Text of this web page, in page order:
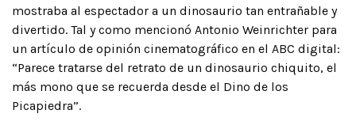
mostraba al espectador a un dinosaurio tan entrañable y
divertido. Tal y como mencionó Antonio Weinrichter para
un artículo de opinión cinematográfico en el ABC digital:
“Parece tratarse del retrato de un dinosaurio chiquito, el
más mono que se recuerda desde el Dino de los
Picapiedra”.